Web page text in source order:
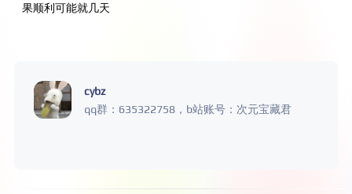
果顺利可能就几天
cybz
qq群：635322758，b站账号：次元宝藏君